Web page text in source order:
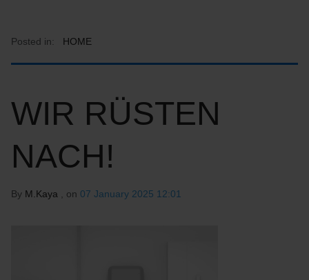
Posted in: HOME
WIR RÜSTEN
NACH!
By M.Kaya , on 07 January 2025 12:01